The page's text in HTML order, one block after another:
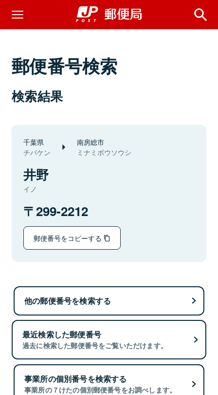
郵便番号検索
検索結果
千葉県
チバケン
南房総市
ミナミボウソウシ
井野
イノ
299-2212
郵便番号をコピーする
他の郵便番号を検索する
最近検索した郵便番号
過去に検索した郵便番号をご覧いただけます。
事業所の個別番号を検索する
事業所の７けたの個別郵便番号をお調べします。